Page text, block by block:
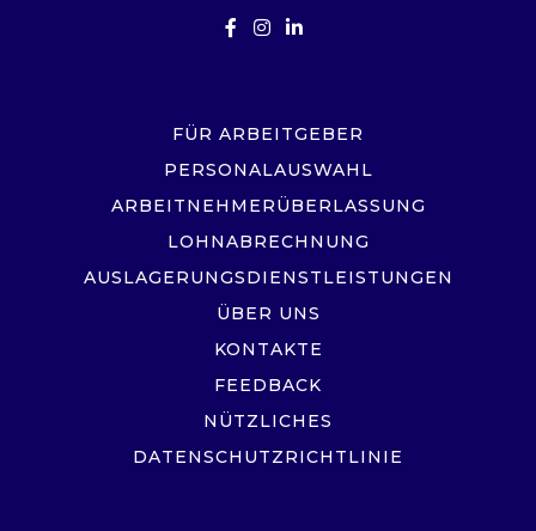
FÜR ARBEITGEBER
PERSONALAUSWAHL
ARBEITNEHMERÜBERLASSUNG
LOHNABRECHNUNG
AUSLAGERUNGSDIENSTLEISTUNGEN
ÜBER UNS
KONTAKTE
FEEDBACK
NÜTZLICHES
DATENSCHUTZRICHTLINIE